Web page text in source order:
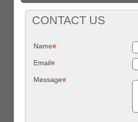
CONTACT US
Name
Email
Message